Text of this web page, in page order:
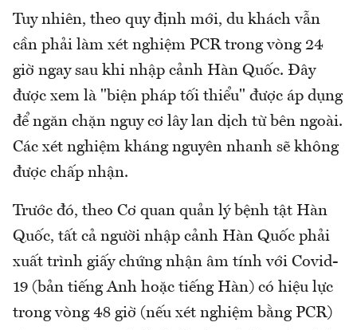
Tuy nhiên, theo quy định mới, du khách vẫn
cần phải làm xét nghiệm PCR trong vòng 24
giờ ngay sau khi nhập cảnh Hàn Quốc. Đây
được xem là "biện pháp tối thiểu" được áp dụng
để ngăn chặn nguy cơ lây lan dịch từ bên ngoài.
Các xét nghiệm kháng nguyên nhanh sẽ không
được chấp nhận.
Trước đó, theo Cơ quan quản lý bệnh tật Hàn
Quốc, tất cả người nhập cảnh Hàn Quốc phải
xuất trình giấy chứng nhận âm tính với Covid-
19 (bản tiếng Anh hoặc tiếng Hàn) có hiệu lực
trong vòng 48 giờ (nếu xét nghiệm bằng PCR)